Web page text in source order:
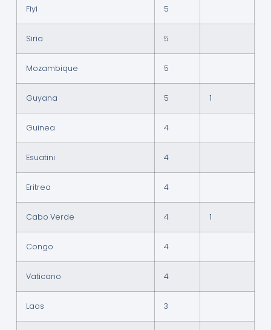
Fiyi 5
Siria 5
Mozambique 5
Guyana 5 1
Guinea 4
Esuatini 4
Eritrea 4
Cabo Verde 4 1
Congo 4
Vaticano 4
Laos 3